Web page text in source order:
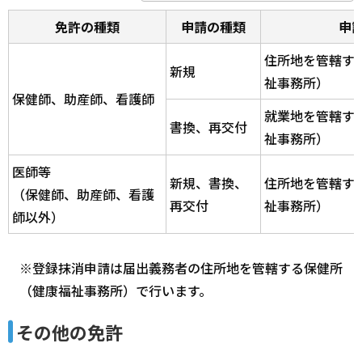
免許の種類 申請の種類 申
保健師、助産師、看護師
新規
住所地を管轄す
祉事務所）
書換、再交付
就業地を管轄す
祉事務所）
医師等
（保健師、助産師、看護
師以外）
新規、書換、
再交付
住所地を管轄す
祉事務所）
※登録抹消申請は届出義務者の住所地を管轄する保健所
（健康福祉事務所）で行います。
その他の免許